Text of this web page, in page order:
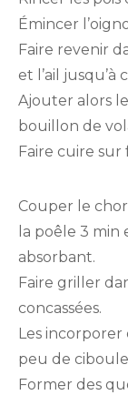
Émincer
Faire revenir
et l’ail
Ajouter alors
bouillon de
Faire cuire
Couper le
la poêle 3 min
absorbant.
Faire griller
concassées.
Les
peu de
Former des